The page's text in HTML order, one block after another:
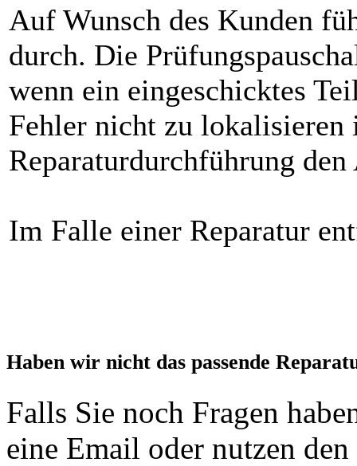
Auf Wunsch des Kunden
durch. Die
wenn ein eingeschicktes
Fehler nicht zu lokalisieren
Reparaturdurchführung
Im Falle einer Reparatur
Haben wir nicht das passende
Falls Sie noch Fragen
eine Email oder nutzen